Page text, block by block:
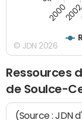
2000
© JDN 2026
Ressources
de Soulce-
(Source : JDN